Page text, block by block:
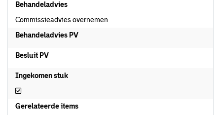
Behandeladvies
Commissieadvies overnemen
Behandeladvies PV
Besluit PV
Ingekomen stuk
Ingekomen stuk
Gerelateerde items